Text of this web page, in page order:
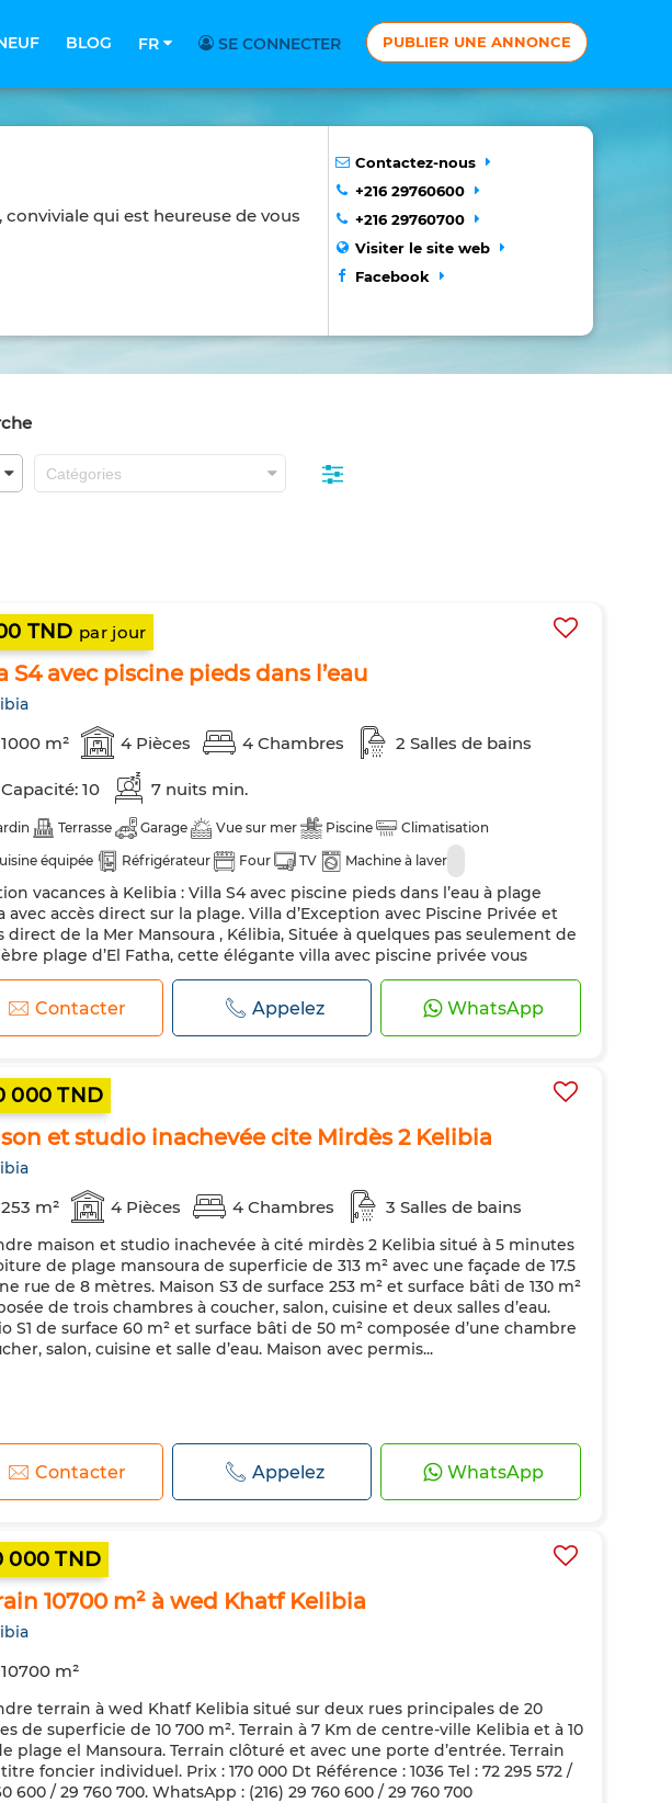
BLOG FR SE CONNECTER PUBLIER UNE ANNONCE
qui est heureuse de vous
Contactez-nous
+216 29760600
+216 29760700
Visiter le site web
Facebook
TND par jour
S4 avec piscine pieds dans l’eau
1000 m² 4 Pièces 4 Chambres 2 Salles de bains
Capacité: 10 7 nuits min.
Terrasse Garage Vue sur mer Piscine
Climatisation
équipée
Réfrigérateur Four TV Machine à laver
vacances à Kelibia : Villa S4 avec piscine pieds dans l’eau à plage
avec accès direct sur la plage. Villa d’Exception avec Piscine Privée et
direct de la Mer Mansoura , Kélibia, Située à quelques pas seulement de
plage d’El Fatha, cette élégante villa avec piscine privée vous
dans un cadre rare, pensé pour des séjours en famille ou entre
mer turquoise, grands espaces de vie et extérieurs soig...
Contacter Appelez WhatsApp
000 TND
et studio inachevée cite Mirdès 2 Kelibia
253 m² 4 Pièces 4 Chambres 3 Salles de bains
maison et studio inachevée à cité mirdès 2 Kelibia situé à 5 minutes
de plage mansoura de superficie de 313 m² avec une façade de 17.5
rue de 8 mètres. Maison S3 de surface 253 m² et surface bâti de 130 m²
de trois chambres à coucher, salon, cuisine et deux salles d’eau.
S1 de surface 60 m² et surface bâti de 50 m² composée d’une chambre
salon, cuisine et salle d’eau. Maison avec permis...
Contacter Appelez WhatsApp
000 TND
10700 m² à wed Khatf Kelibia
10700 m²
terrain à wed Khatf Kelibia situé sur deux rues principales de 20
de superficie de 10 700 m². Terrain à 7 Km de centre-ville Kelibia et à 10
plage el Mansoura. Terrain clôturé et avec une porte d’entrée. Terrain
foncier individuel. Prix : 170 000 Dt Référence : 1036 Tel : 72 295 572 /
600 / 29 760 700. WhatsApp : (216) 29 760 600 / 29 760 700